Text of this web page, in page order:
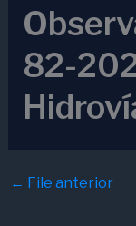
82-
← File anterior